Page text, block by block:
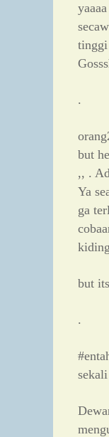
tinggi
.
but
,, .
Ya
ga
but
.